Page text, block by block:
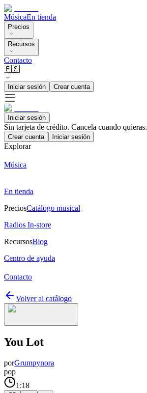
MúsicaEn tienda
Precios
Recursos
Contacto
🇪🇸
Iniciar sesión Crear cuenta
Iniciar sesión
Sin tarjeta de crédito. Cancela cuando quieras.
Crear cuenta Iniciar sesión
Explorar
Música
En tienda
PreciosCatálogo musical
Radios In-store
RecursosBlog
Centro de ayuda
Contacto
Volver al catálogo
You Lot
porGrumpynora
pop
1:18